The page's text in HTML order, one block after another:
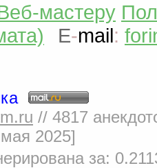
мастеру
E-mail:
// 4817
2025]
за: